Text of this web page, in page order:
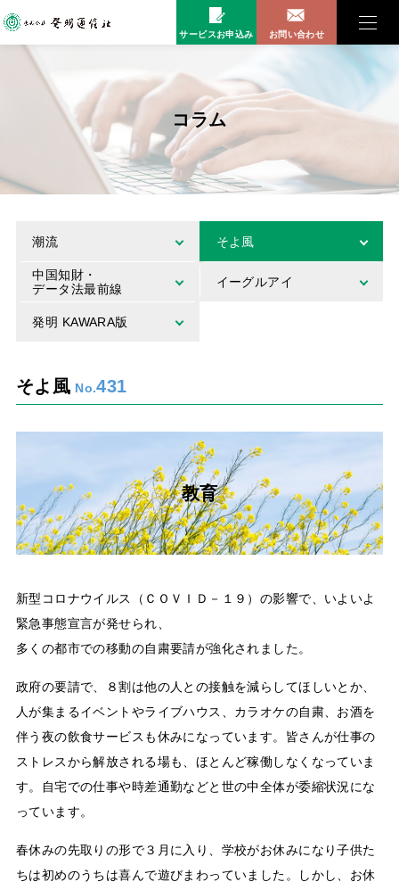
サービスお申込み お問い合わせ
コラム
潮流 そよ風
中国知財・
データ法最前線
イーグルアイ
発明 KAWARA版
そよ風 431
教育
新型コロナウイルス（ＣＯＶＩＤ－１９）の影響で、いよいよ
緊急事態宣言が発せられ、
多くの都市での移動の自粛要請が強化されました。
政府の要請で、８割は他の人との接触を減らしてほしいとか、
人が集まるイベントやライブハウス、カラオケの自粛、お酒を
伴う夜の飲食サービスも休みになっています。皆さんが仕事の
ストレスから解放される場も、ほとんど稼働しなくなっていま
す。自宅での仕事や時差通勤などと世の中全体が委縮状況にな
っています。
春休みの先取りの形で３月に入り、学校がお休みになり子供た
ちは初めのうちは喜んで遊びまわっていました。しかし、お休